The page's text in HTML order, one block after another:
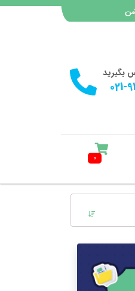
بگیرید
021-
0